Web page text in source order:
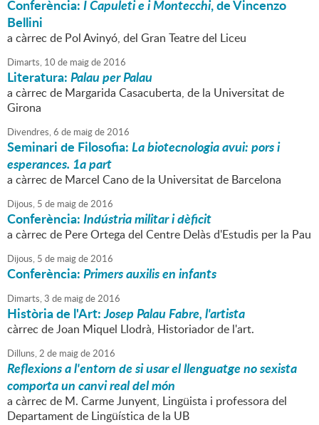
Conferència:I Capuleti e i Montecchi, de Vincenzo
Bellini
a càrrec de Pol Avinyó, del Gran Teatre del Liceu
Dimarts, 10 de maigde2016
Literatura:Palau per Palau
a càrrec de Margarida Casacuberta, de la Universitat de
Girona
Divendres,6 de maigde2016
Seminari de Filosofia:La biotecnologia avui: pors i
esperances. 1a part
a càrrec de Marcel Cano de la Universitat de Barcelona
Dijous, 5 de maigde2016
Conferència:Indústria militar i dèficit
a càrrec de Pere Ortega del Centre Delàs d'Estudis per la Pau
Dijous, 5 de maigde2016
Conferència:Primers auxilis en infants
Dimarts,3 de maigde2016
Història de l'Art:Josep Palau Fabre, l'artista
càrrec de Joan Miquel Llodrà, Historiador de l'art.
Dilluns,2 de maigde2016
Reflexions a l'entorn de si usar el llenguatge no sexista
comporta un canvi real del món
a càrrec de M. Carme Junyent, Lingüista i professora del
Departament de Lingüística de la UB